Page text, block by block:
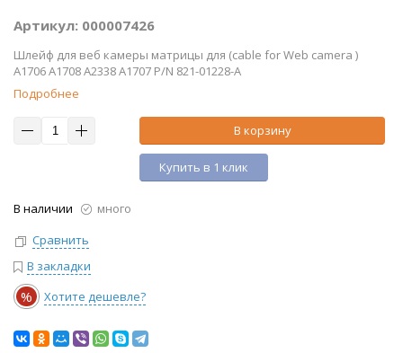
Артикул: 000007426
Шлейф для веб камеры матрицы для (cable for Web camera )
A1706 A1708 A2338 A1707 P/N 821-01228-A
Подробнее
В корзину
Купить в 1 клик
В наличии
много
Сравнить
В закладки
% Хотите дешевле?